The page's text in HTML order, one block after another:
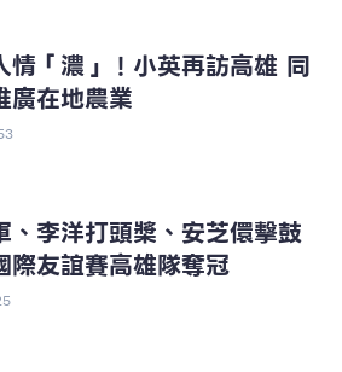
情「濃」！小英再訪高雄 同
廣在地農業
、李洋打頭槳、安芝儇擊鼓
際友誼賽高雄隊奪冠